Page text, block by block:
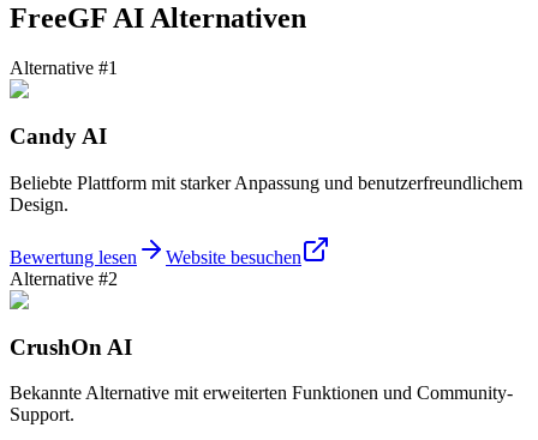
FreeGF AI Alternativen
Alternative #1
Candy AI
Beliebte Plattform mit starker Anpassung und benutzerfreundlichem
Design.
Bewertung lesen
Website besuchen
Alternative #2
CrushOn AI
Bekannte Alternative mit erweiterten Funktionen und Community-
Support.